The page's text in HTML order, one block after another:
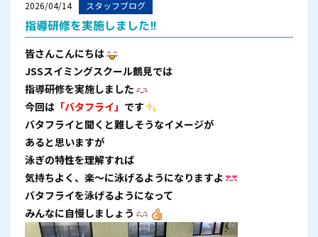
2026/04/14 スタッフブログ
指導研修を実施しました!!
皆さんこんにちは
JSSスイミングスクール鶴見では
指導研修を実施しました
今回は 「バタフライ」 です
バタフライと聞くと難しそうなイメージが
あると思いますが
泳ぎの特性を理解すれば
気持ちよく、楽～に泳げるようになりますよ
バタフライを泳げるようになって
みんなに自慢しましょう